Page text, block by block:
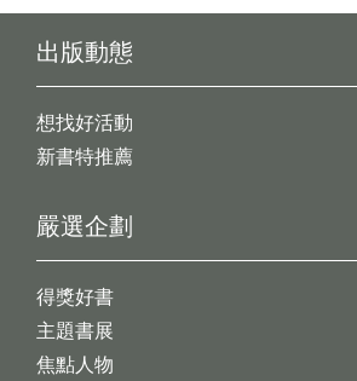
出版動態
想找好活動
新書特推薦
嚴選企劃
得獎好書
主題書展
焦點人物